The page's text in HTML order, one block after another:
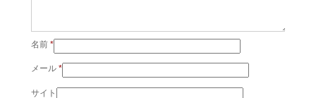
名前*
メール*
サイト